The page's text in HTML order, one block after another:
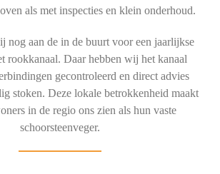
als met inspecties en klein onderhoud.
nog aan de in de buurt voor een jaarlijkse
rookkanaal. Daar hebben wij het kanaal
gecontroleerd en direct advies
stoken. Deze lokale betrokkenheid maakt
in de regio ons zien als hun vaste
schoorsteenveger.